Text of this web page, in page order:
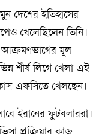
দেশের ইতিহাসের
খেলেছিলেন তিনি।
আক্রমণভাগের মূল
শীর্ষ লিগে খেলা এই
এফসিতে খেলছেন।
ইরানের ফুটবলাররা।